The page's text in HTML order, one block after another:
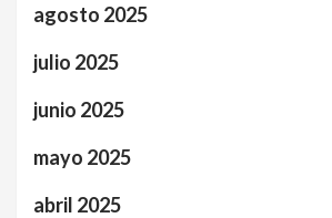
agosto 2025
julio 2025
junio 2025
mayo 2025
abril 2025